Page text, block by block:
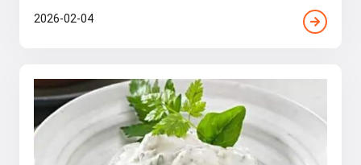
2026-02-04